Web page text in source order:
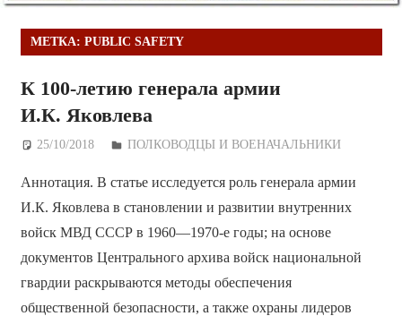
МЕТКА: PUBLIC SAFETY
К 100-летию генерала армии
И.К. Яковлева
25/10/2018 Дежурный по Редакции
ПОЛКОВОДЦЫ И ВОЕНАЧАЛЬНИКИ
Аннотация. В статье исследуется роль генерала армии
И.К. Яковлева в становлении и развитии внутренних
войск МВД СССР в 1960—1970-е годы; на основе
документов Центрального архива войск национальной
гвардии раскрываются методы обеспечения
общественной безопасности, а также охраны лидеров